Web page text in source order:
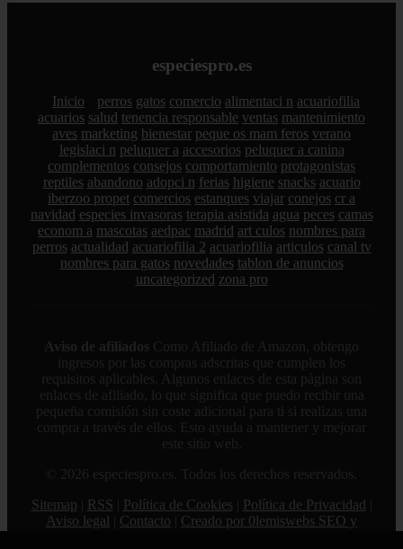
especiespro.es
Inicio perros gatos comercio alimentaci n acuariofilia
acuarios salud tenencia responsable ventas mantenimiento
aves marketing bienestar peque os mam feros verano
legislaci n peluquer a accesorios peluquer a canina
complementos consejos comportamiento protagonistas
reptiles abandono adopci n ferias higiene snacks acuario
iberzoo propet comercios estanques viajar conejos cr a
navidad especies invasoras terapia asistida agua peces camas
econom a mascotas aedpac madrid art culos nombres para
perros actualidad acuariofilia 2 acuariofilia articulos canal tv
nombres para gatos novedades tablon de anuncios
uncategorized zona pro
Aviso de afiliados Como Afiliado de Amazon, obtengo
ingresos por las compras adscritas que cumplen los
requisitos aplicables. Algunos enlaces de esta página son
enlaces de afiliado, lo que significa que puedo recibir una
pequeña comisión sin coste adicional para ti si realizas una
compra a través de ellos. Esto ayuda a mantener y mejorar
este sitio web.
© 2026 especiespro.es. Todos los derechos reservados.
Sitemap
RSS Política de Cookies Política de Privacidad
Aviso legal
Contacto
Creado por 0lemiswebs SEO y